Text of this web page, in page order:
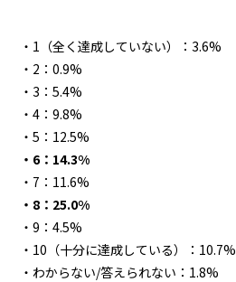
・1（全く達成していない）：3.6%
・2：0.9%
・3：5.4%
・4：9.8%
・5：12.5%
・6：14.3%
・7：11.6%
・8：25.0%
・9：4.5%
・10（十分に達成している）：10.7%
・わからない/答えられない：1.8%